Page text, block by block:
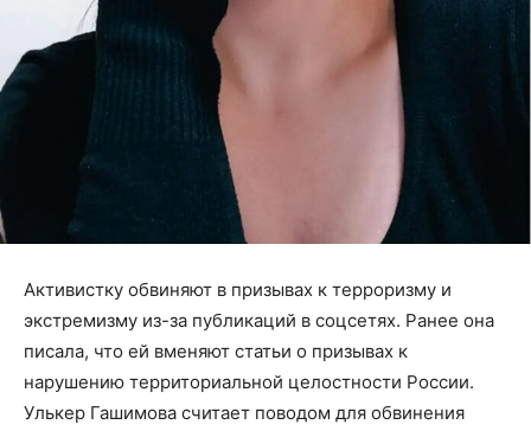
Активистку обвиняют в призывах к терроризму и
экстремизму из-за публикаций в соцсетях. Ранее она
писала, что ей вменяют статьи о призывах к
нарушению территориальной целостности России.
Улькер Гашимова считает поводом для обвинения